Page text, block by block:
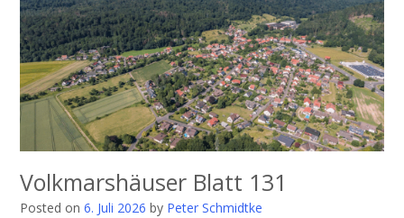
Volkmarshäuser Blatt 131
Posted on 6. Juli 2026 by Peter Schmidtke